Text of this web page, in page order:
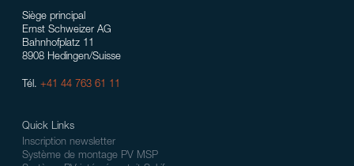
Siège principal
Ernst Schweizer AG
Bahnhofplatz 11
8908 Hedingen/Suisse
Tél. +41 44 763 61 11
Quick Links
Inscription newsletter
Système de montage PV MSP